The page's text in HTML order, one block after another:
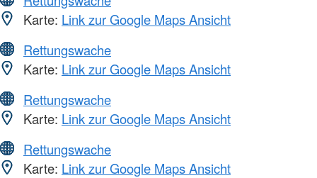
Karte: Link zur Google Maps Ansicht
Rettungswache
Karte: Link zur Google Maps Ansicht
Rettungswache
Karte: Link zur Google Maps Ansicht
Rettungswache
Karte: Link zur Google Maps Ansicht